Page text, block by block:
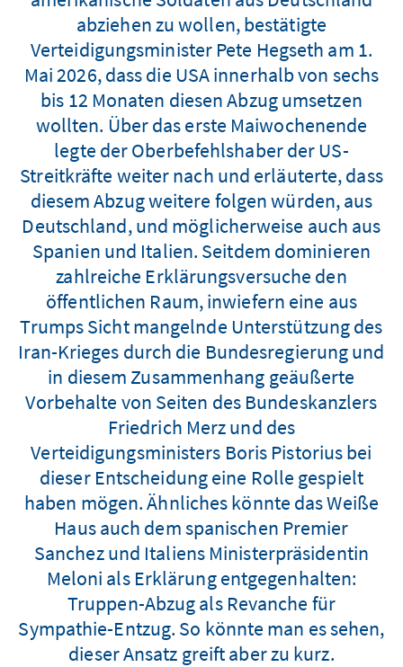
abziehen zu wollen, bestätigte
Verteidigungsminister Pete Hegseth am 1.
Mai 2026, dass die USA innerhalb von sechs
bis 12 Monaten diesen Abzug umsetzen
wollten. Über das erste Maiwochenende
legte der Oberbefehlshaber der US-
Streitkräfte weiter nach und erläuterte, dass
diesem Abzug weitere folgen würden, aus
Deutschland, und möglicherweise auch aus
Spanien und Italien. Seitdem dominieren
zahlreiche Erklärungsversuche den
öffentlichen Raum, inwiefern eine aus
Trumps Sicht mangelnde Unterstützung des
Iran-Krieges durch die Bundesregierung und
in diesem Zusammenhang geäußerte
Vorbehalte von Seiten des Bundeskanzlers
Friedrich Merz und des
Verteidigungsministers Boris Pistorius bei
dieser Entscheidung eine Rolle gespielt
haben mögen. Ähnliches könnte das Weiße
Haus auch dem spanischen Premier
Sanchez und Italiens Ministerpräsidentin
Meloni als Erklärung entgegenhalten:
Truppen-Abzug als Revanche für
Sympathie-Entzug. So könnte man es sehen,
dieser Ansatz greift aber zu kurz.